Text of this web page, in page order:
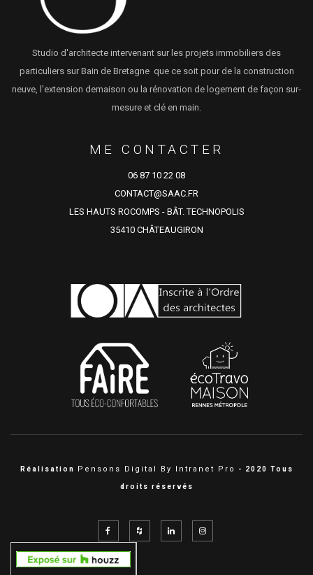
Studio d'architecte intervenant sur les projets immobiliers des
particuliers sur Bain de Bretagne que ce soit pour de la construction
neuve, l'extension demaison ou la rénovation de logement de façon sur-
mesure et clé en main.
ME CONTACTER
06 87 10 22 08
CONTACT@SAAC.FR
LES HAUTS ROCOMPS - BÂT. TECHNOPOLIS
35410 CHÂTEAUGIRON
Réalisation Pensons Digital By Intranet Pro - 2020 Tous
droits réservés